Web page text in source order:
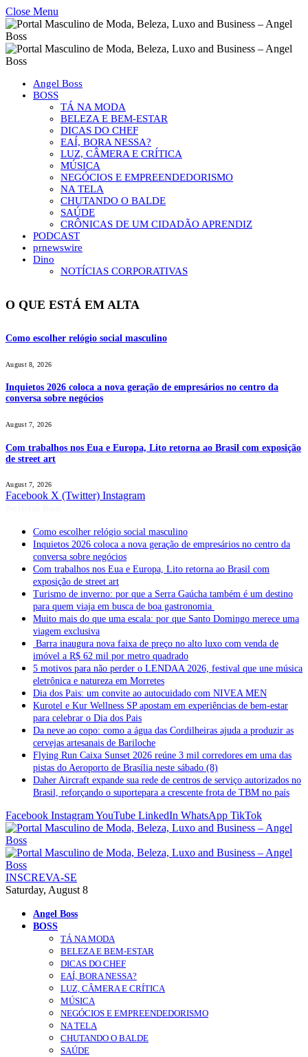
Close Menu
Angel Boss
BOSS
TÁ NA MODA
BELEZA E BEM-ESTAR
DICAS DO CHEF
EAÍ, BORA NESSA?
LUZ, CÂMERA E CRÍTICA
MÚSICA
NEGÓCIOS E EMPREENDEDORISMO
NA TELA
CHUTANDO O BALDE
SAÚDE
CRÔNICAS DE UM CIDADÃO APRENDIZ
PODCAST
prnewswire
Dino
NOTÍCIAS CORPORATIVAS
O QUE ESTÁ EM ALTA
Como escolher relógio social masculino
August 8, 2026
Inquietos 2026 coloca a nova geração de empresários no centro da
conversa sobre negócios
August 7, 2026
Com trabalhos nos Eua e Europa, Lito retorna ao Brasil com exposição
de street art
August 7, 2026
Facebook X (Twitter) Instagram
Como escolher relógio social masculino
Inquietos 2026 coloca a nova geração de empresários no centro da
conversa sobre negócios
Com trabalhos nos Eua e Europa, Lito retorna ao Brasil com
exposição de street art
Turismo de inverno: por que a Serra Gaúcha também é um destino
para quem viaja em busca de boa gastronomia
Muito mais do que uma escala: por que Santo Domingo merece uma
viagem exclusiva
Barra inaugura nova faixa de preço no alto luxo com venda de
imóvel a R$ 62 mil por metro quadrado
5 motivos para não perder o LENDAA 2026, festival que une música
eletrônica e natureza em Morretes
Dia dos Pais: um convite ao autocuidado com NIVEA MEN
Kurotel e Kur Wellness SP apostam em experiências de bem-estar
para celebrar o Dia dos Pais
Da neve ao copo: como a água das Cordilheiras ajuda a produzir as
cervejas artesanais de Bariloche
Flying Run Caixa Sunset 2026 reúne 3 mil corredores em uma das
pistas do Aeroporto de Brasília neste sábado (8)
Daher Aircraft expande sua rede de centros de serviço autorizados no
Brasil, reforçando o suportepara a crescente frota de TBM no país
Facebook InstagramYouTube LinkedIn WhatsApp TikTok
INSCREVA-SE
Saturday, August 8
Angel Boss
BOSS
TÁ NA MODA
BELEZA E BEM-ESTAR
DICAS DO CHEF
EAÍ, BORA NESSA?
LUZ, CÂMERA E CRÍTICA
MÚSICA
NEGÓCIOS E EMPREENDEDORISMO
NA TELA
CHUTANDO O BALDE
SAÚDE